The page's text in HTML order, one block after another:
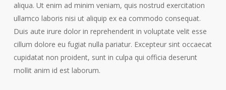
aliqua. Ut enim ad minim veniam, quis nostrud exercitation
ullamco laboris nisi ut aliquip ex ea commodo consequat.
Duis aute irure dolor in reprehenderit in voluptate velit esse
cillum dolore eu fugiat nulla pariatur. Excepteur sint occaecat
cupidatat non proident, sunt in culpa qui officia deserunt
mollit anim id est laborum.